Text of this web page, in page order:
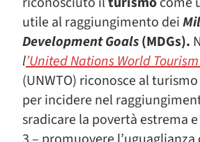
utile al raggiungimento dei
Development Goals(MDGs).
l’United Nations World
(UNWTO) riconosce al
per incidere nel
sradicare la povertà estrema e